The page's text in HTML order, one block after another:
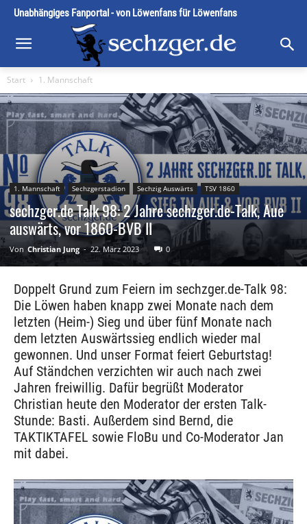
Unabhängiges Fanportal - von Löwenfans für Löwenfans
Start 1. Mannschaft
1. Mannschaft Sechzgerstadion Sechzig Auswärts TSV 1860
sechzger.de Talk 98: 2 Jahre sechzger.de-Talk, Aue
auswärts, vor 1860-BVB II
Von Christian Jung - 22. März 2023 0
Doppelt Grund zum Feiern im sechzger.de-Talk 98:
Die Löwen haben knapp zwei Monate nach dem
letzten (Heim-) Sieg und über fünf Monate nach
dem letzten Auswärtssieg endlich wieder mal
gewonnen. Und unser Format feiert Geburtstag!
Auf Ständchen verzichten wir auch nach zwei
Jahren freiwillig. Dafür begrüßt Moderator
Christian heute den Moderator der ersten Talk-
Stunde: Basti. Außerdem sind Bernd, die
TAKTIKTAFEL sowie FloBu und Co-Moderator Jan
mit dabei.